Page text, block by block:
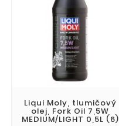
Liqui Moly, tlumičový
olej, Fork Oil 7,5W
MEDIUM/LIGHT 0,5L (6)